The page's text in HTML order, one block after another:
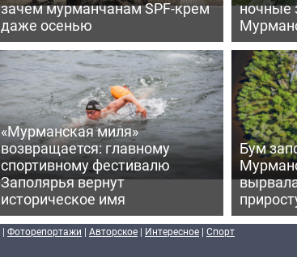
зачем мурманчанам SPF-крем
даже осенью
ночные
«Мурманская миля»
возвращается: главному
спортивному фестивалю
Заполярья вернут
историческое имя
Бум
| Фоторепортажи | Авторское | Интересное | Спорт